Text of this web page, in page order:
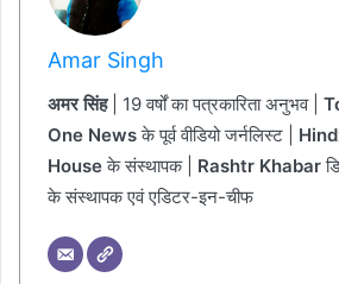
Amar Singh
अमर सिंह| 19 वर्षों का पत्रकारिता अनुभव |
One Newsके पूर्व वीडियो जर्नलिस्ट |
Houseके संस्थापक | Rashtr Khabar
के संस्थापक एवं एडिटर-इन-चीफ